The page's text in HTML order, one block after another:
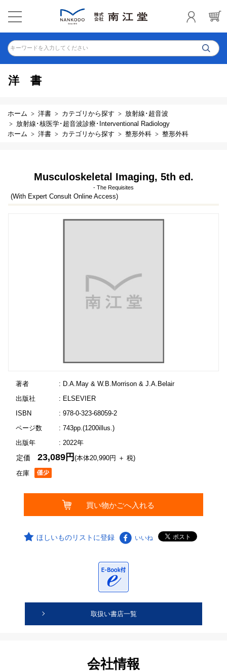
キーワードを入力してください
洋書
ホーム 洋書 カテゴリから探す
放射線･超音波
放射線･核医学･超音波診療･Interventional Radiology
ホーム
洋書 カテゴリから探す 整形外科 整形外科
Musculoskeletal Imaging, 5th ed.
- The Requisites
(With Expert Consult Online Access)
著者
: D.A.May & W.B.Morrison & J.A.Belair
出版社
: ELSEVIER
ISBN
: 978-0-323-68059-2
ページ数
: 743pp.(1200illus.)
出版年
: 2022年
在庫
定価23,089円(本体20,990円 ＋ 税)
ほしいものリストに登録 いいね
取扱い書店一覧
会社情報